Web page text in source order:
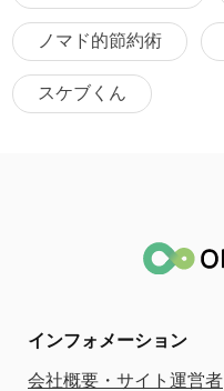
ノマド的節約術
スケブくん
インフォメーション
会社概要・サイト運営者